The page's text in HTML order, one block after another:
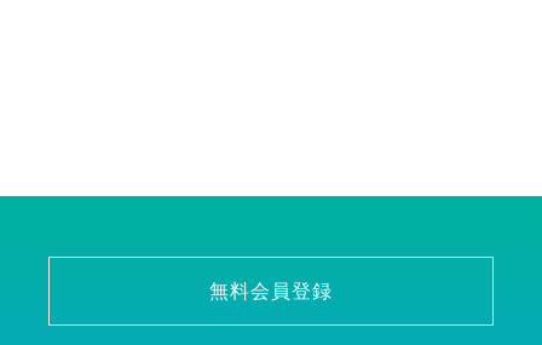
無料会員登録